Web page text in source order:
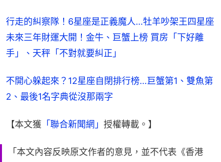
行走的糾察隊！6星座是正義魔人…牡羊吵架王四星座
未來三年財運大開！金牛、巨蟹上榜 買房「下好離
手」
、天秤「不對就要糾正」
不開心躲起來？12星座自閉排行榜…巨蟹第1、雙魚第
2、最後1名字典從沒那兩字
【本文獲 「聯合新聞網」 授權轉載。】
「本文內容反映原文作者的意見，並不代表《香港